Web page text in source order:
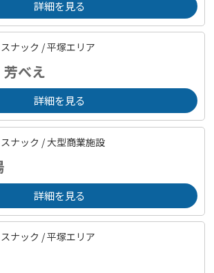
詳細を見る
ナック /平塚エリア
べえ
詳細を見る
ナック /大型商業施設
詳細を見る
ナック /平塚エリア